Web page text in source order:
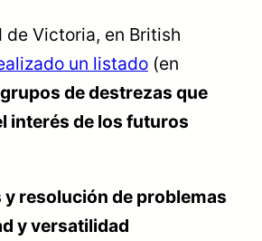
de Victoria, en British
un listado (en
de destrezas que
interés de los futuros
resolución de problemas
y versatilidad